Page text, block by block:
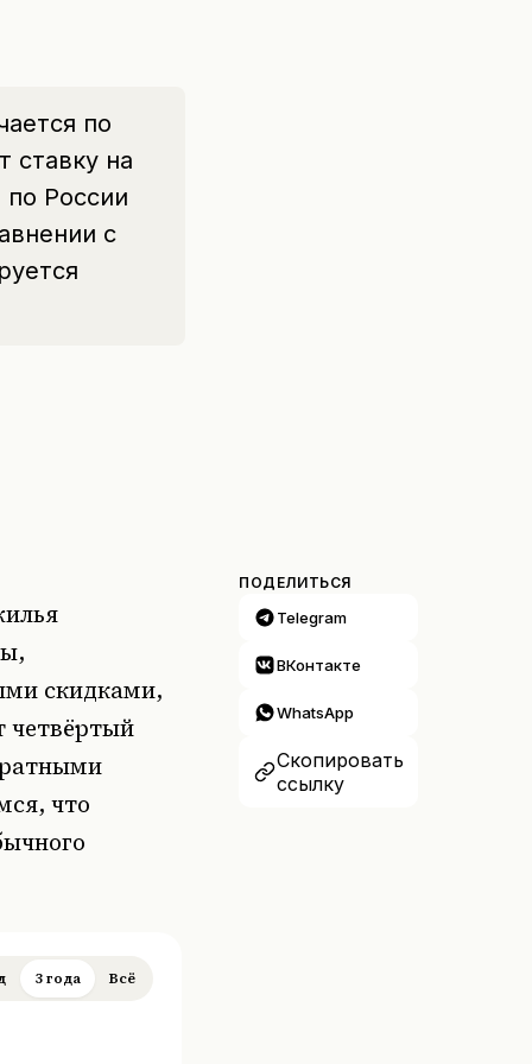
по
ставку на
России
с
скидками,
четвёртый
что
3 года Всё
ПОДЕЛИТЬСЯ
Telegram
ВКонтакте
WhatsApp
Скопировать
ссылку